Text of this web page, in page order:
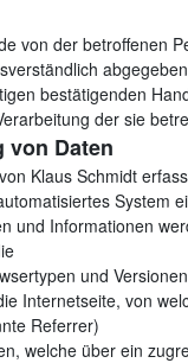
von der betroffenen
bestätigenden
der sie
von Daten
Klaus Schmidt
System
und Informationen
und
Internetseite, von
Referrer)
welche über ein